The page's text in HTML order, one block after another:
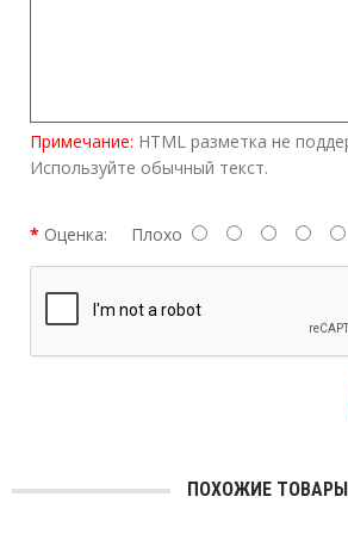
Примечание: HTML разметка не
Используйте обычный текст.
Оценка: Плохо
ПОХОЖИЕ ТОВАРЫ